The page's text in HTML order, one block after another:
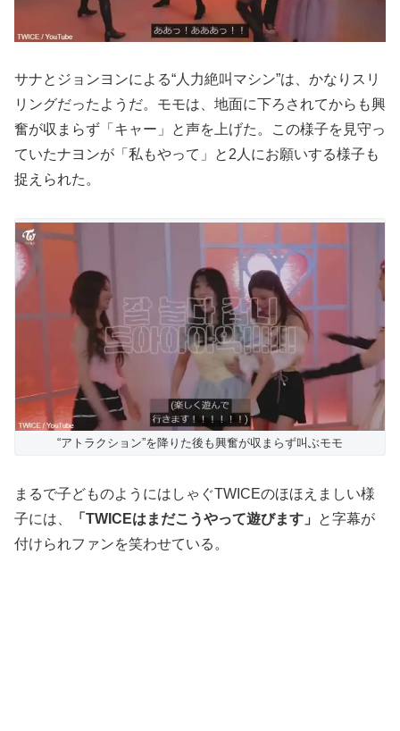
サナとジョンヨンによる“人力絶叫マシン”は、かなりスリ
リングだったようだ。モモは、地面に下ろされてからも興
奮が収まらず「キャー」と声を上げた。この様子を見守っ
ていたナヨンが「私もやって」と2人にお願いする様子も
捉えられた。
“アトラクション”を降りた後も興奮が収まらず叫ぶモモ
まるで子どものようにはしゃぐTWICEのほほえましい様
子には、
「TWICEはまだこうやって遊びます」
と字幕が
付けられファンを笑わせている。